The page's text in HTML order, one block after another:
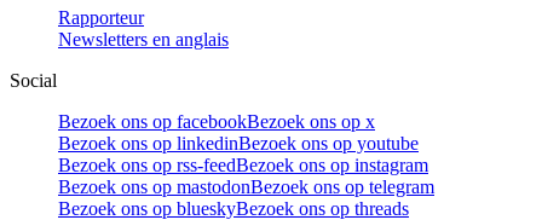
Rapporteur
Newsletters en anglais
Social
Bezoek ons op facebookBezoek ons op x
Bezoek ons op linkedinBezoek ons op youtube
Bezoek ons op rss-feedBezoek ons op instagram
Bezoek ons op mastodonBezoek ons op telegram
Bezoek ons op blueskyBezoek ons op threads